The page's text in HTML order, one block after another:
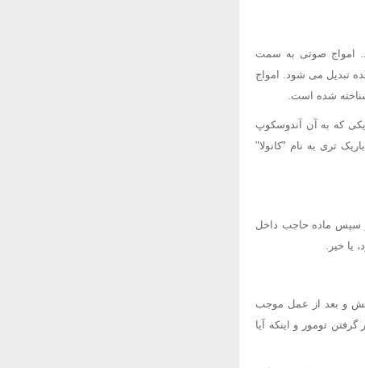
امواج صوتی به سمت
تبدیل می شود. امواج
شده است.
که به آن آندوسکوپ
تری به نام "کانولا"
و سپس ماده حاجب داخل
یا خیر.
و بعد از عمل موجب
تومور و اینکه آیا